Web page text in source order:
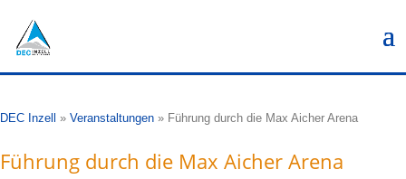
DEC Inzell » Veranstaltungen » Führung durch die Max Aicher Arena
Führung durch die Max Aicher Arena